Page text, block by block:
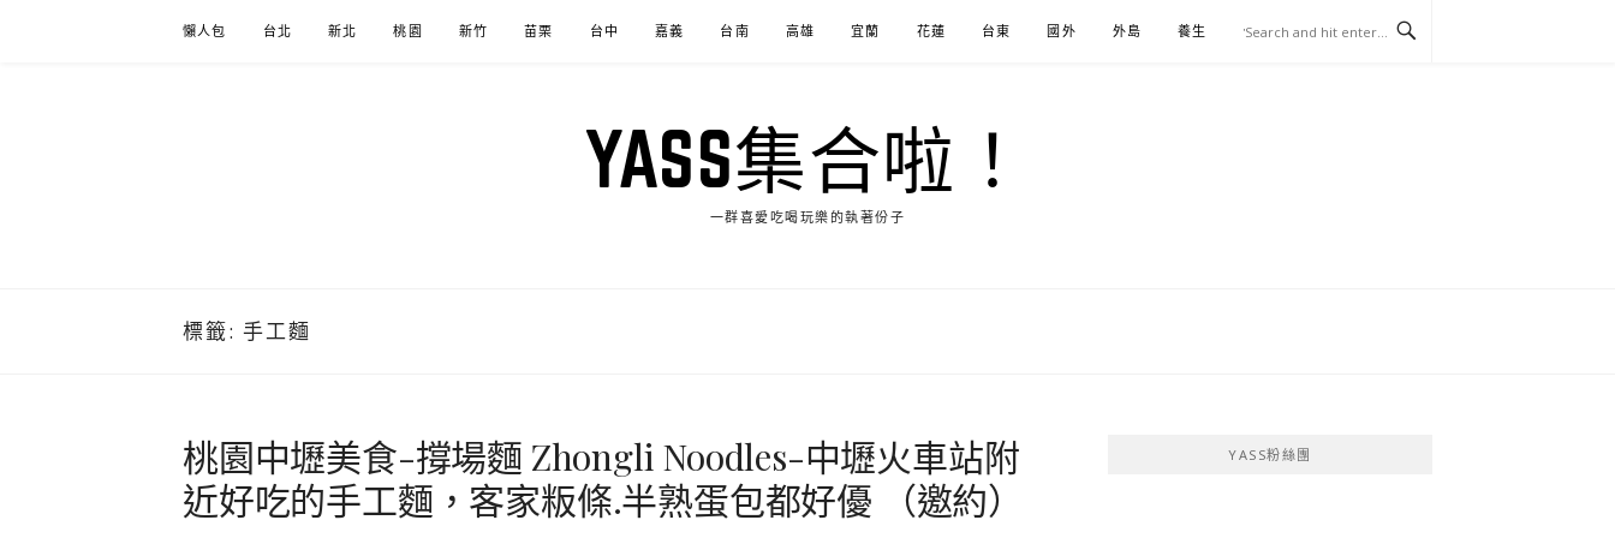
懶人包 台北 新北 桃園 新竹 苗栗 台中 嘉義 台南 高雄 宜蘭 花蓮 台東 國外 外島 養生 伴手禮
YASS集合啦！
一群喜愛吃喝玩樂的執著份子
標籤: 手工麵
桃園中壢美食-撐場麵 Zhongli Noodles-中壢火車站附
近好吃的手工麵，客家粄條.半熟蛋包都好優 （邀約）
YASS粉絲團